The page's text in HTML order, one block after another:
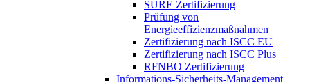
SURE Zertifizierung
Prüfung von
Energieeffizienzmaßnahmen
Zertifizierung nach ISCC EU
Zertifizierung nach ISCC Plus
RFNBO Zertifizierung
Informations-Sicherheits-Management